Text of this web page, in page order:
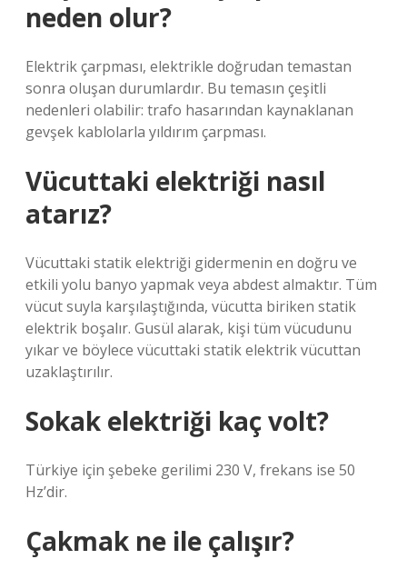
neden olur?
Elektrik çarpması, elektrikle doğrudan temastan
sonra oluşan durumlardır. Bu temasın çeşitli
nedenleri olabilir: trafo hasarından kaynaklanan
gevşek kablolarla yıldırım çarpması.
Vücuttaki elektriği nasıl
atarız?
Vücuttaki statik elektriği gidermenin en doğru ve
etkili yolu banyo yapmak veya abdest almaktır. Tüm
vücut suyla karşılaştığında, vücutta biriken statik
elektrik boşalır. Gusül alarak, kişi tüm vücudunu
yıkar ve böylece vücuttaki statik elektrik vücuttan
uzaklaştırılır.
Sokak elektriği kaç volt?
Türkiye için şebeke gerilimi 230 V, frekans ise 50
Hz’dir.
Çakmak ne ile çalışır?